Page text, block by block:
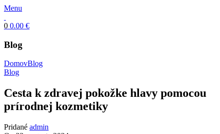
Menu
0 0.00 €
Blog
DomovBlog
Blog
Cesta k zdravej pokožke hlavy pomocou
prírodnej kozmetiky
Pridané admin